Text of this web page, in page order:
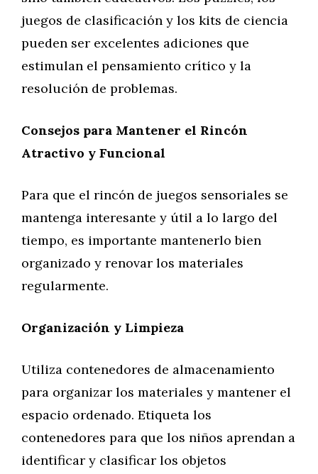
juegos de clasificación y los kits de ciencia
pueden ser excelentes adiciones que
estimulan el pensamiento crítico y la
resolución de problemas.
Consejos para Mantener el Rincón
Atractivo y Funcional
Para que el rincón de juegos sensoriales se
mantenga interesante y útil a lo largo del
tiempo, es importante mantenerlo bien
organizado y renovar los materiales
regularmente.
Organización y Limpieza
Utiliza contenedores de almacenamiento
para organizar los materiales y mantener el
espacio ordenado. Etiqueta los
contenedores para que los niños aprendan a
identificar y clasificar los objetos